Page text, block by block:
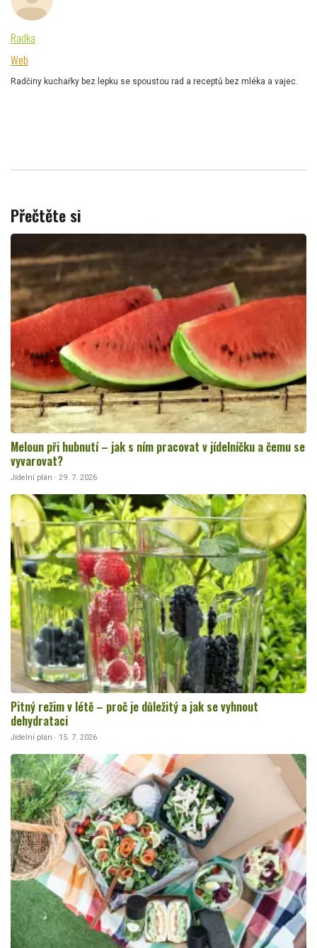
Radka
Web
Radčiny kuchařky bez lepku se spoustou rad a receptů bez mléka a vajec.
Přečtěte si
Meloun při hubnutí – jak s ním pracovat v jídelníčku a čemu se
vyvarovat?
Jídelní plán · 29. 7. 2026
Pitný režim v létě – proč je důležitý a jak se vyhnout
dehydrataci
Jídelní plán · 15. 7. 2026